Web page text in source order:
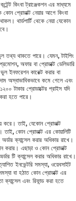
কিংবা ট্রাঞ্জেকশন এর মাধ্যমে
প্রোডাক্ট নেয়ার আগে কিংবা
থার্ডপার্টি থেকে নেয়া যেকোন
তথ্য থাকতে পারে। যেমন, টাইপিং
অফার বা প্রোডাক্ট ডেলিভারি
ইনফরেশন কারেক্ট করার বা
অস্বাভাবিকভাবে কমে গেলে এবং
টাকার প্রোডাক্টের প্রাইস যদি
হতে পারে।
তাই, যেকোন প্রোডাক্ট
তাই, কোন প্রোডাক্ট এর কোয়ালিটি
ক্যান্সেল করার অধিকার রাখে।
করার। এছাড়া ও কোন প্রোডাক্ট
টি ক্যান্সেল করার অধিকার রাখে।
ইনভেন্টরি সমস্যা, ওয়েবসাইট
বা হঠাত কোন প্রোডাক্ট এর
এবং রিফান্ড করা হতে